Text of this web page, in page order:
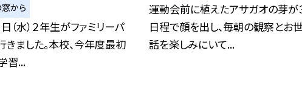
から
（水）２年生がファミリーパ
きました。本校、今年度最初
習...
運動会前に植えたアサガオの芽が
日程で顔を出し、毎朝の観察とお
話を楽しみにいて...